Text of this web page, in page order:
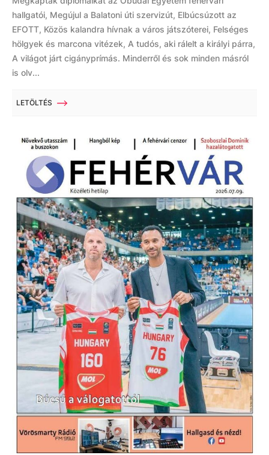
hallgatói, Megújul a Balatoni úti szervizút, Elbúcsúzott az
EFOTT, Közös kalandra hívnak a város játszóterei, Felséges
hölgyek és marcona vitézek, A tudós, aki rálelt a királyi párra,
A világot járt cigányprímás. Minderről és sok minden másról
is olv...
LETÖLTÉS